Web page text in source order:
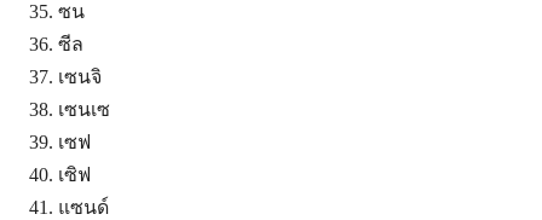
ซน
ซีล
เซนจิ
เซนเซ
เซฟ
เซิฟ
แซนด์